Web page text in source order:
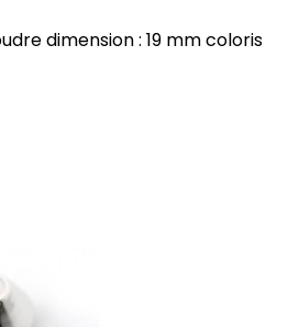
dimension : 19 mm coloris